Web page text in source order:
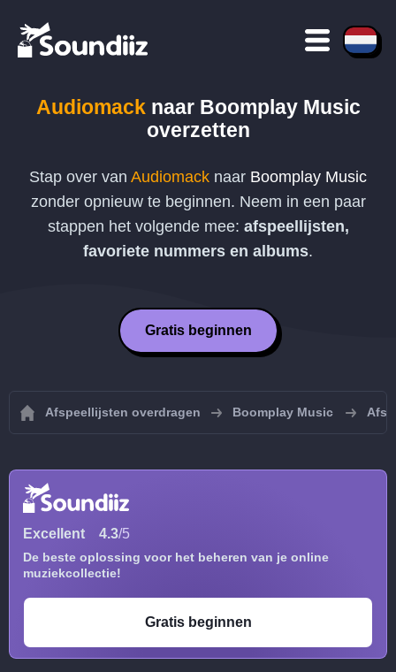
Audiomacknaar Boomplay Music
overzetten
Stap over van Audiomack naar Boomplay Music
zonder opnieuw te beginnen. Neem in een paar
stappen het volgende mee: afspeellijsten,
favoriete nummers en albums.
Gratis beginnen
Afspeellijsten overdragen Boomplay Music
Excellent 4.3/5
De beste oplossing voor het beheren van je online
muziekcollectie!
Gratis beginnen